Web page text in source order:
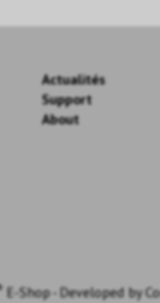
Actualités
Support
About
E-Shop - Developed by